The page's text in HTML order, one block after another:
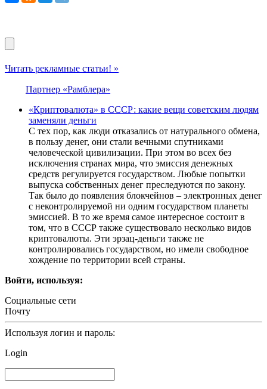
Читать рекламные статьи! »
Партнер «Рамблера»
«Криптовалюта» в СССР: какие вещи советским людям
заменяли деньги
С тех пор, как люди отказались от натурального обмена,
в пользу денег, они стали вечными спутниками
человеческой цивилизации. При этом во всех без
исключения странах мира, что эмиссия денежных
средств регулируется государством. Любые попытки
выпуска собственных денег преследуются по закону.
Так было до появления блокчейнов – электронных денег
с неконтролируемой ни одним государством планеты
эмиссией. В то же время самое интересное состоит в
том, что в СССР также существовало несколько видов
криптовалюты. Эти эрзац-деньги также не
контролировались государством, но имели свободное
хождение по территории всей страны.
Войти, используя:
Социальные сети
Почту
Используя логин и пароль:
Login